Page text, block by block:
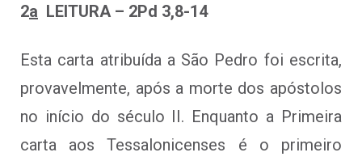
2a LEITURA – 2Pd 3,8-14
Esta carta atribuída a São Pedro foi escrita,
provavelmente, após a morte dos apóstolos
no início do século II. Enquanto a Primeira
carta aos Tessalonicenses é o primeiro